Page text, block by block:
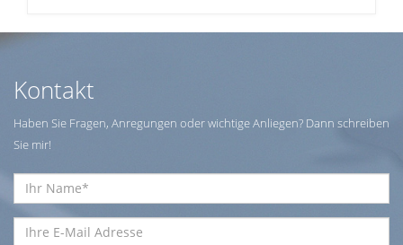
Kontakt
Haben Sie Fragen, Anregungen oder wichtige Anliegen? Dann schreiben
Sie mir!